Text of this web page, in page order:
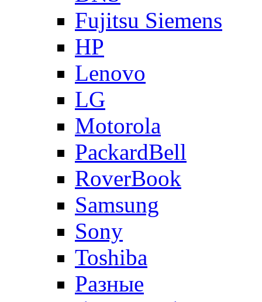
Fujitsu Siemens
HP
Lenovo
LG
Motorola
PackardBell
RoverBook
Samsung
Sony
Toshiba
Разные